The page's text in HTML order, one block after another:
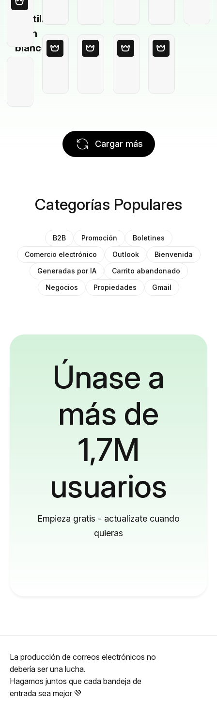
Plantilla
en
blanco
Cargar más
Categorías Populares
B2B Promoción
Boletines
Comercio electrónico
Outlook
Bienvenida
Generadas por IA
Carrito abandonado
Negocios
Propiedades Gmail
Únase a
más de
1,7M
usuarios
Empieza gratis - actualízate cuando
quieras
La producción de correos electrónicos no
debería ser una lucha.
Hagamos juntos que cada bandeja de
entrada sea mejor 💚